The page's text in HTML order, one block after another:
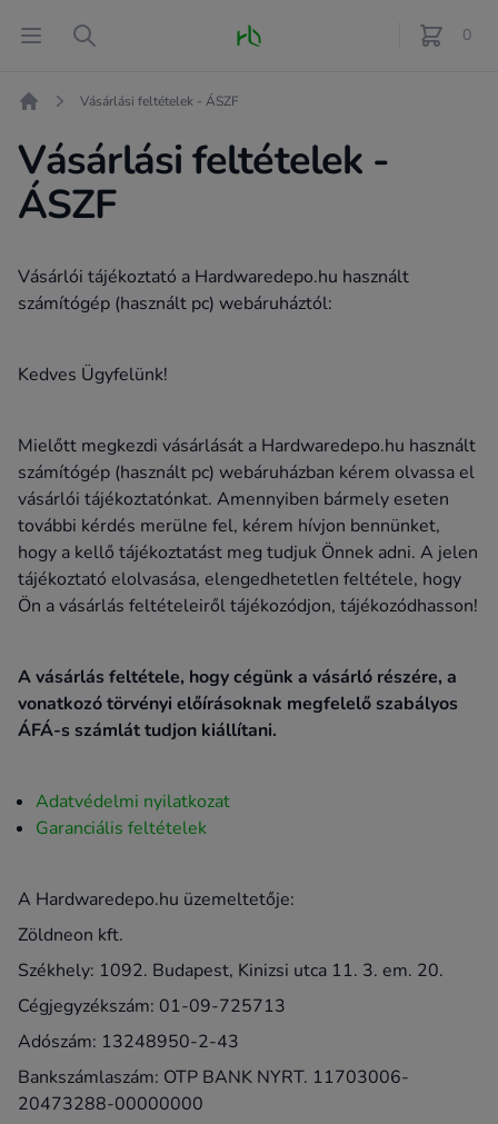
Open menu
Search Fő oldal 0
féle
Vásárlási feltételek - ÁSZF
Vásárlási feltételek -
ÁSZF
Vásárlói tájékoztató a Hardwaredepo.hu használt
számítógép (használt pc) webáruháztól:
Kedves Ügyfelünk!
Mielőtt megkezdi vásárlását a Hardwaredepo.hu használt
számítógép (használt pc) webáruházban kérem olvassa el
vásárlói tájékoztatónkat. Amennyiben bármely eseten
további kérdés merülne fel, kérem hívjon bennünket,
hogy a kellő tájékoztatást meg tudjuk Önnek adni. A jelen
tájékoztató elolvasása, elengedhetetlen feltétele, hogy
Ön a vásárlás feltételeiről tájékozódjon, tájékozódhasson!
A vásárlás feltétele, hogy cégünk a vásárló részére, a
vonatkozó törvényi előírásoknak megfelelő szabályos
ÁFÁ-s számlát tudjon kiállítani.
Adatvédelmi nyilatkozat
Garanciális feltételek
A Hardwaredepo.hu üzemeltetője:
Zöldneon kft.
Székhely: 1092. Budapest, Kinizsi utca 11. 3. em. 20.
Cégjegyzékszám: 01-09-725713
Adószám: 13248950-2-43
Bankszámlaszám: OTP BANK NYRT. 11703006-
20473288-00000000